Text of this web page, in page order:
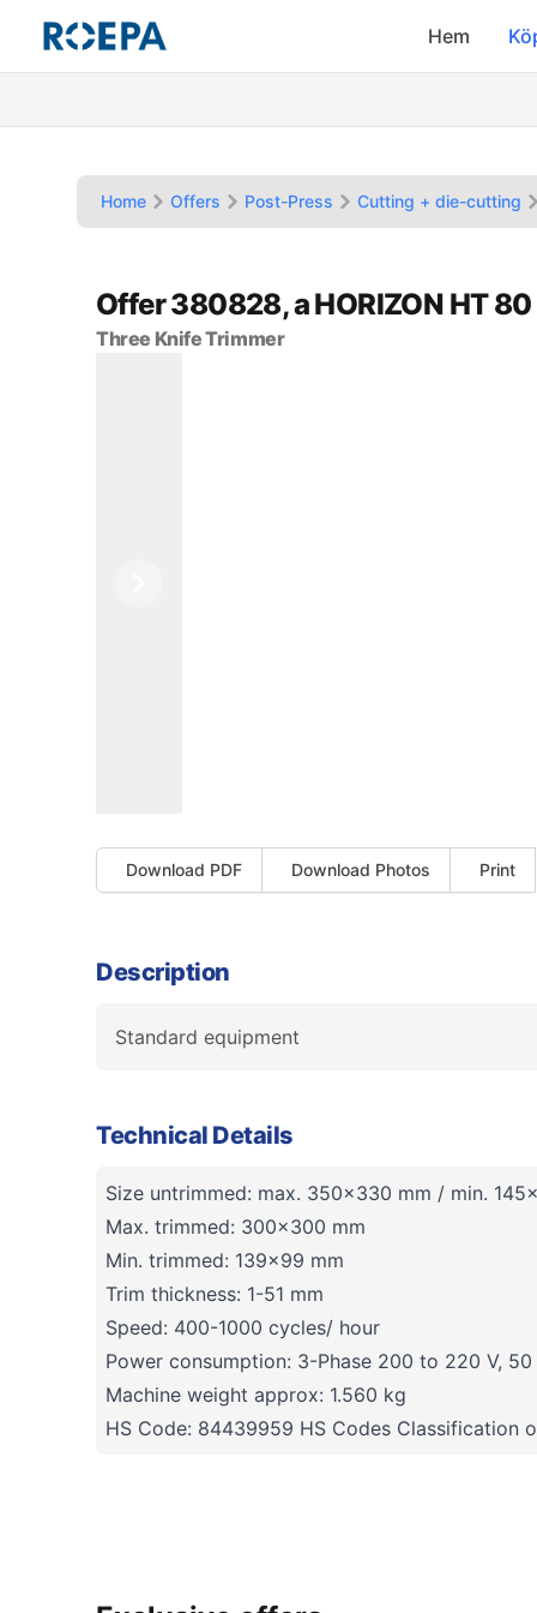
Hem
Home Offers Post-Press Cutting + die-cutting
Offer 380828, a HORIZON HT
Three Knife Trimmer
Download PDF Download Photos Print
Description
Standard equipment
Technical Details
Size untrimmed: max. 350x330 mm / min.
Max. trimmed: 300x300 mm
Min. trimmed: 139x99 mm
Trim thickness: 1-51 mm
Speed: 400-1000 cycles/ hour
Power consumption: 3-Phase 200 to 220 V,
Machine weight approx: 1.560 kg
HS Code: 84439959 HS Codes Classification